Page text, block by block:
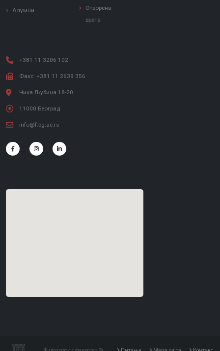
Алумни
Отворена
врата
+381 11 3206 102
Факс: +381 11 2639 356
Чика Љубина 18-20
11000 Београд
info@f.bg.ac.rs